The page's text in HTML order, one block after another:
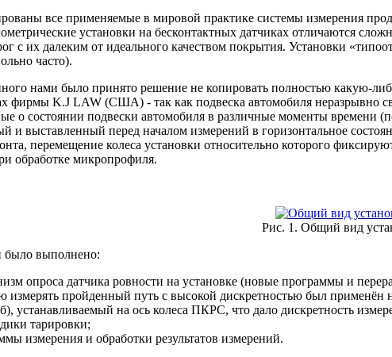
все применяемые в мировой практике системы измерения
установки на бесконтактных датчиках отличаются
с их далеким от идеального качеством покрытия. Установки
часто).
нами было принято решение не копировать полностью какую-
фирмы K.J LAW (США) - так как подвеска автомобиля неразрывно
о состоянии подвески автомобиля в различные моменты
и выставленный перед началом измерений в горизонтальное
перемещение колеса установки относительно которого
обработке микропрофиля.
Рис. 1. Общий вид
было выполнено:
опроса датчика ровности на установке (новые программы и
измерять пройденный путь с высокой дискретностью был
устанавливаемый на ось колеса ПКРС, что дало дискретность
тарировки;
измерения и обработки результатов измерений.